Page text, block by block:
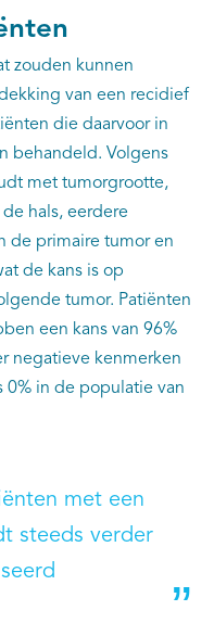
zouden kunnen
van een recidief
die daarvoor in
behandeld. Volgens
met tumorgrootte,
hals, eerdere
de primaire tumor en
de kans is op
tumor. Patiënten
een kans van 96%
negatieve kenmerken
0% in de populatie van
met een
steeds verder